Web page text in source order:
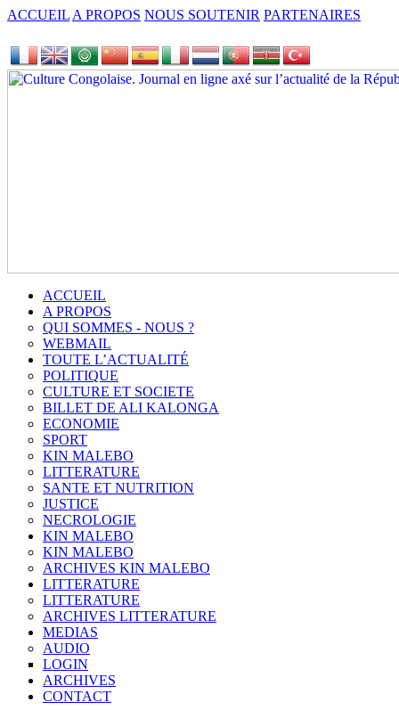
ACCUEIL A PROPOS NOUS SOUTENIR PARTENAIRES
ACCUEIL
A PROPOS
QUI SOMMES - NOUS ?
WEBMAIL
TOUTE L’ACTUALITÉ
POLITIQUE
CULTURE ET SOCIETE
BILLET DE ALI KALONGA
ECONOMIE
SPORT
KIN MALEBO
LITTERATURE
SANTE ET NUTRITION
JUSTICE
NECROLOGIE
KIN MALEBO
KIN MALEBO
ARCHIVES KIN MALEBO
LITTERATURE
LITTERATURE
ARCHIVES LITTERATURE
MEDIAS
AUDIO
LOGIN
ARCHIVES
CONTACT